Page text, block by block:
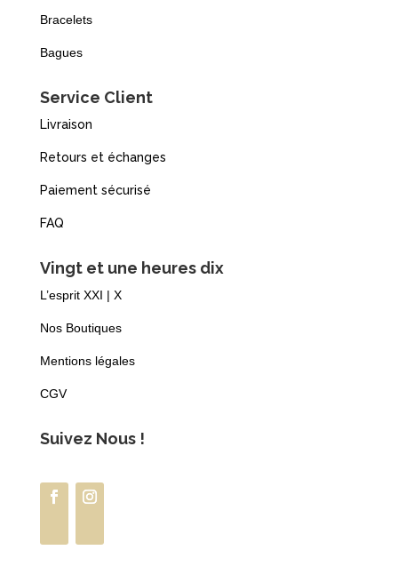
Bracelets
Bagues
Service Client
Livraison
Retours et échanges
Paiement sécurisé
FAQ
Vingt et une heures dix
L’esprit XXI | X
Nos Boutiques
Mentions légales
CGV
Suivez Nous !